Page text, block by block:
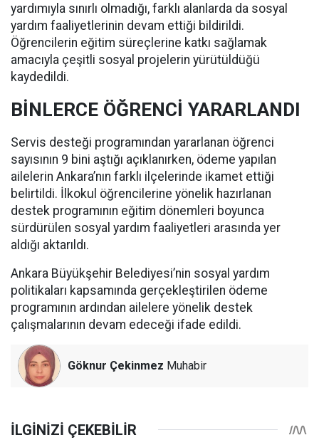
yardımıyla sınırlı olmadığı, farklı alanlarda da sosyal
yardım faaliyetlerinin devam ettiği bildirildi.
Öğrencilerin eğitim süreçlerine katkı sağlamak
amacıyla çeşitli sosyal projelerin yürütüldüğü
kaydedildi.
BİNLERCE ÖĞRENCİ YARARLANDI
Servis desteği programından yararlanan öğrenci
sayısının 9 bini aştığı açıklanırken, ödeme yapılan
ailelerin Ankara’nın farklı ilçelerinde ikamet ettiği
belirtildi. İlkokul öğrencilerine yönelik hazırlanan
destek programının eğitim dönemleri boyunca
sürdürülen sosyal yardım faaliyetleri arasında yer
aldığı aktarıldı.
Ankara Büyükşehir Belediyesi’nin sosyal yardım
politikaları kapsamında gerçekleştirilen ödeme
programının ardından ailelere yönelik destek
çalışmalarının devam edeceği ifade edildi.
Göknur Çekinmez Muhabir